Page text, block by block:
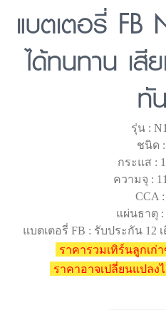
แบตเตอรี่ FB
ได้ทนทาน เสี
ทั
รุ่น :
ชนิด
กระแส :
ความจุ :
CCA :
แผ่นธาตุ :
แบตเตอรี่ FB : รับประกัน 12
ราคารวมเทิร์นลูกเก่
ราคาอาจเปลี่ยนแปล